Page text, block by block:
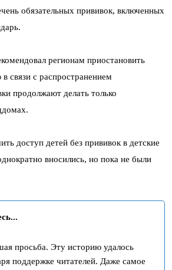
обязательных прививок, включенных
регионам приостановить
связи с распространением
продолжают делать только
доступ детей без прививок в детские
вносились, но пока не были
просьба. Эту историю удалось
поддержке читателей. Даже самое